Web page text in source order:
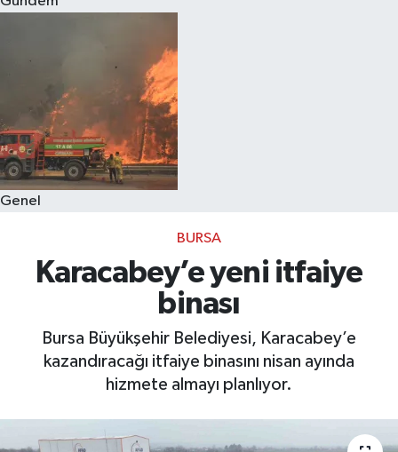
Genel
BURSA
Karacabey’e yeni itfaiye
binası
Bursa Büyükşehir Belediyesi, Karacabey’e
kazandıracağı itfaiye binasını nisan ayında
hizmete almayı planlıyor.
Dünya
Magazin
Kültür & Sanat
Bilim
Bilim, Teknoloji